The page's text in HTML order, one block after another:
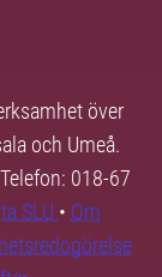
över
och Umeå.
018-67
SLU • Om